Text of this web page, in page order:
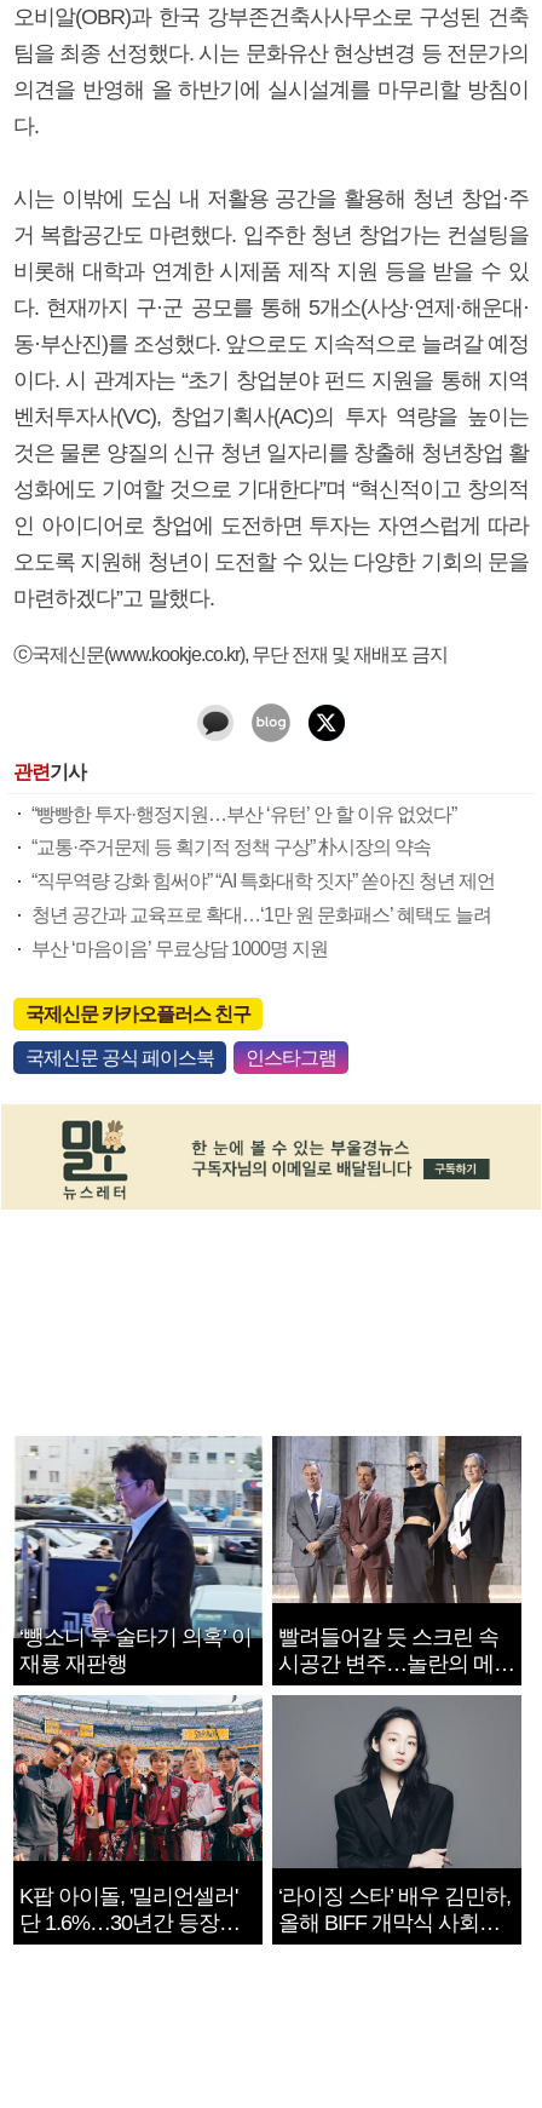
오비알(OBR)과 한국 강부존건축사사무소로 구성된 건축
팀을 최종 선정했다. 시는 문화유산 현상변경 등 전문가의
의견을 반영해 올 하반기에 실시설계를 마무리할 방침이
다.
시는 이밖에 도심 내 저활용 공간을 활용해 청년 창업·주
거 복합공간도 마련했다. 입주한 청년 창업가는 컨설팅을
비롯해 대학과 연계한 시제품 제작 지원 등을 받을 수 있
다. 현재까지 구·군 공모를 통해 5개소(사상·연제·해운대·
동·부산진)를 조성했다. 앞으로도 지속적으로 늘려갈 예정
이다. 시 관계자는 “초기 창업분야 펀드 지원을 통해 지역
벤처투자사(VC), 창업기획사(AC)의 투자 역량을 높이는
것은 물론 양질의 신규 청년 일자리를 창출해 청년창업 활
성화에도 기여할 것으로 기대한다”며 “혁신적이고 창의적
인 아이디어로 창업에 도전하면 투자는 자연스럽게 따라
오도록 지원해 청년이 도전할 수 있는 다양한 기회의 문을
마련하겠다”고 말했다.
ⓒ국제신문(www.kookje.co.kr), 무단 전재 및 재배포 금지
관련기사
“빵빵한 투자·행정지원…부산 ‘유턴’ 안 할 이유 없었다”
“교통·주거문제 등 획기적 정책 구상” 朴시장의 약속
“직무역량 강화 힘써야” “AI 특화대학 짓자” 쏟아진 청년 제언
청년 공간과 교육프로 확대…‘1만 원 문화패스’ 혜택도 늘려
부산 ‘마음이음’ 무료상담 1000명 지원
국제신문 카카오플러스 친구
국제신문 공식 페이스북 인스타그램
‘뺑소니 후 술타기 의혹’ 이
재룡 재판행
빨려들어갈 듯 스크린 속
시공간 변주…놀란의 메시
지는 ‘전쟁 속죄’
K팝 아이돌, '밀리언셀러'
단 1.6%…30년간 등장
1182개팀 전수조사
‘라이징 스타’ 배우 김민하,
올해 BIFF 개막식 사회자
확정